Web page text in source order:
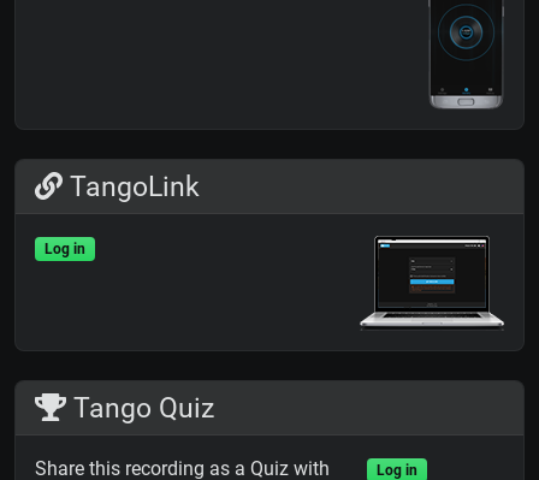
TangoLink
Log in
Tango Quiz
Share this recording as a Quiz with
Log in